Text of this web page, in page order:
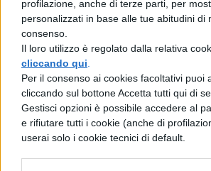
profilazione, anche di terze parti, per
personalizzati in base alle tue abitudini di
consenso.
Il loro utilizzo è regolato dalla relativa
cliccando qui
Per il consenso ai cookies facoltativi puoi
cliccando sul bottone Accetta tutti qui di
Gestisci opzioni è possibile accedere al
e rifiutare tutti i cookie (anche di
userai solo i cookie tecnici di default.
scolastiche: periodi
ponti 2019
Dopo le vacanze natalizie,
dovranno aspettare la pausa
tirare un pò il fiato. Pasqua
quindi in quasi tutti gli istituti